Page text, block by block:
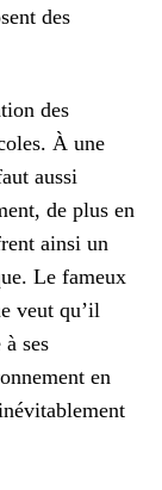
des
des
À une
aussi
de plus en
ainsi un
Le fameux
veut qu’il
ses
en